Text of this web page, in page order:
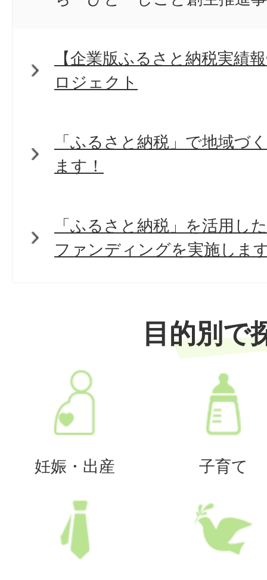
【企業版ふるさと納税実績
ロジェクト
「ふるさと納税」で地域づ
ます！
「ふるさと納税」を活用し
ファンディングを実施しま
目的別で
妊娠・出産 子育て